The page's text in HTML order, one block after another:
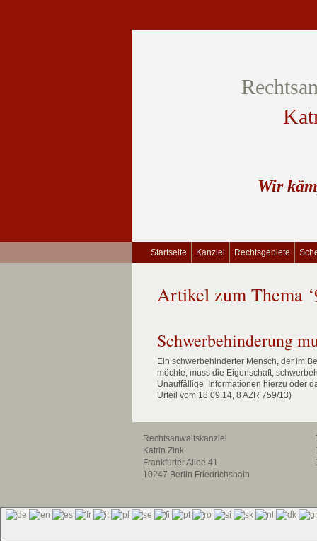
Wir
Startseite Kanzlei Rechtsgebiete
Artikel zum Thema
Schwerbehinderung
Ein schwerbehinderter Mensch, der im
möchte, muss die Eigenschaft,
Unauffällige Informationen hierzu oder
Urteil vom 18.09.14, 8 AZR 759/13)
Rechtsanwaltskanzlei
Katrin Zink
Frankfurter Allee 41
10247 Berlin Friedrichshain